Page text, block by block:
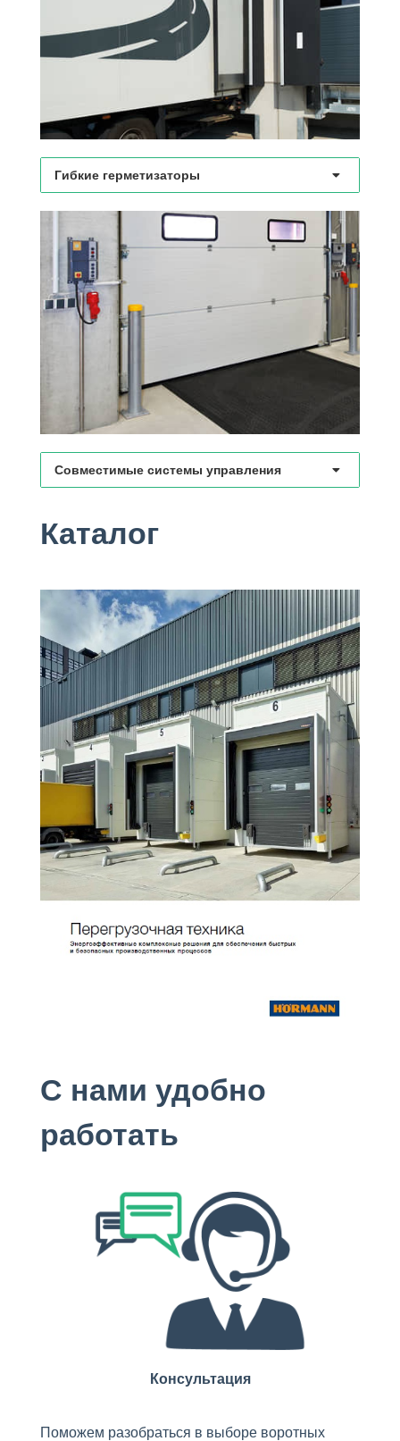
Гибкие герметизаторы
Совместимые системы управления
Каталог
С нами удобно
работать
Консультация
Поможем разобраться в выборе воротных